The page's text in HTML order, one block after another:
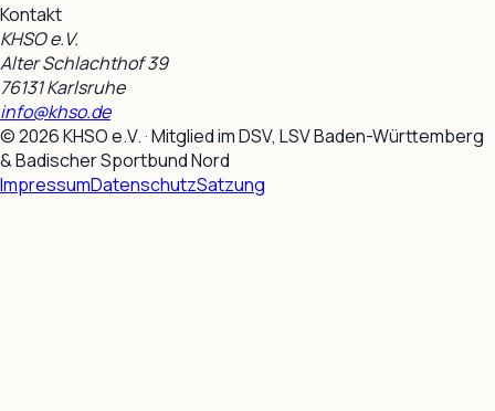
Kontakt
KHSO e.V.
Alter Schlachthof 39
76131 Karlsruhe
info@khso.de
©2026KHSO e.V.· Mitglied im DSV, LSV Baden-Württemberg
& Badischer Sportbund Nord
ImpressumDatenschutzSatzung